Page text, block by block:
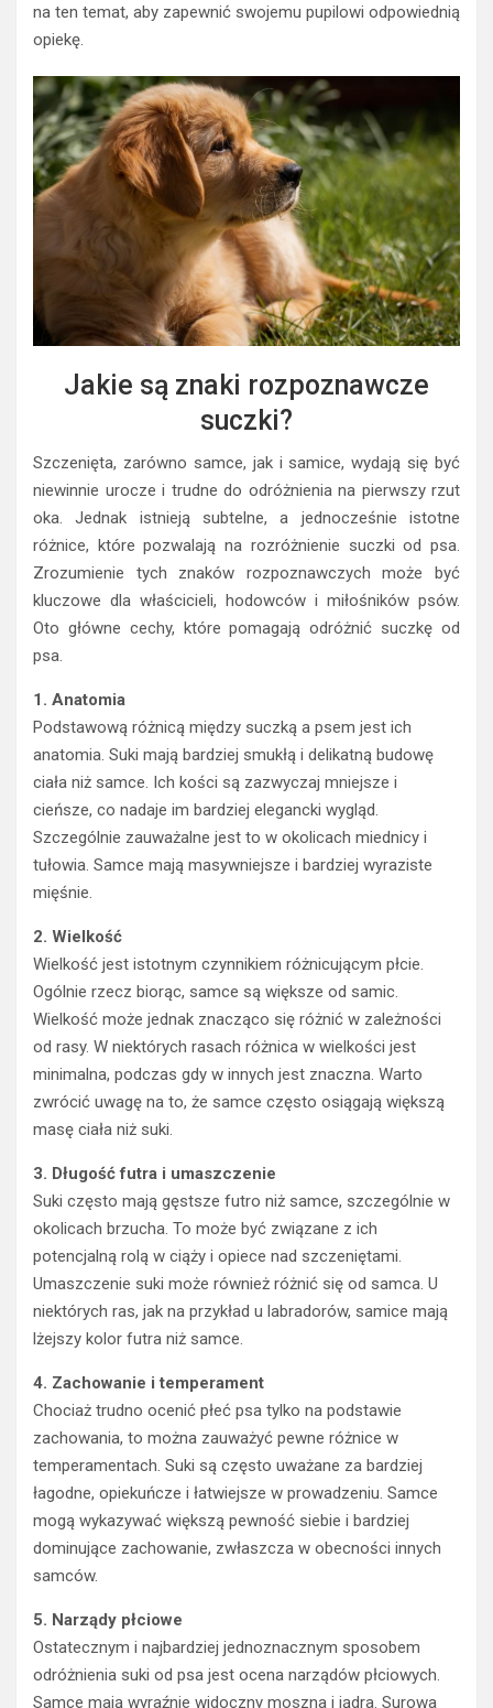
na ten temat, aby zapewnić swojemu pupilowi odpowiednią
opiekę.
Jakie są znaki rozpoznawcze
suczki?
Szczenięta, zarówno samce, jak i samice, wydają się być
niewinnie urocze i trudne do odróżnienia na pierwszy rzut
oka. Jednak istnieją subtelne, a jednocześnie istotne
różnice, które pozwalają na rozróżnienie suczki od psa.
Zrozumienie tych znaków rozpoznawczych może być
kluczowe dla właścicieli, hodowców i miłośników psów.
Oto główne cechy, które pomagają odróżnić suczkę od
psa.
1. Anatomia
Podstawową różnicą między suczką a psem jest ich
anatomia. Suki mają bardziej smukłą i delikatną budowę
ciała niż samce. Ich kości są zazwyczaj mniejsze i
cieńsze, co nadaje im bardziej elegancki wygląd.
Szczególnie zauważalne jest to w okolicach miednicy i
tułowia. Samce mają masywniejsze i bardziej wyraziste
mięśnie.
2. Wielkość
Wielkość jest istotnym czynnikiem różnicującym płcie.
Ogólnie rzecz biorąc, samce są większe od samic.
Wielkość może jednak znacząco się różnić w zależności
od rasy. W niektórych rasach różnica w wielkości jest
minimalna, podczas gdy w innych jest znaczna. Warto
zwrócić uwagę na to, że samce często osiągają większą
masę ciała niż suki.
3. Długość futra i umaszczenie
Suki często mają gęstsze futro niż samce, szczególnie w
okolicach brzucha. To może być związane z ich
potencjalną rolą w ciąży i opiece nad szczeniętami.
Umaszczenie suki może również różnić się od samca. U
niektórych ras, jak na przykład u labradorów, samice mają
lżejszy kolor futra niż samce.
4. Zachowanie i temperament
Chociaż trudno ocenić płeć psa tylko na podstawie
zachowania, to można zauważyć pewne różnice w
temperamentach. Suki są często uważane za bardziej
łagodne, opiekuńcze i łatwiejsze w prowadzeniu. Samce
mogą wykazywać większą pewność siebie i bardziej
dominujące zachowanie, zwłaszcza w obecności innych
samców.
5. Narządy płciowe
Ostatecznym i najbardziej jednoznacznym sposobem
odróżnienia suki od psa jest ocena narządów płciowych.
Samce mają wyraźnie widoczny moszna i jądra. Surowa